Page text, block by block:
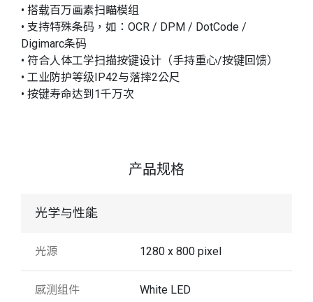
• 搭载百万画素扫瞄模组
• 支持特殊条码，如：OCR / DPM / DotCode /
Digimarc条码
• 符合人体工学扫描按键设计（手持重心/按键回馈）
• 工业防护等级IP42与落摔2公尺
• 按键寿命达到1千万次
产品规格
光学与性能
光源 1280 x 800 pixel
感测组件 White LED